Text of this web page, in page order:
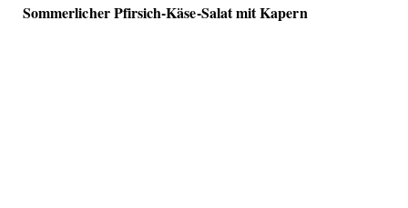
Sommerlicher Pfirsich-Käse-Salat mit Kapern